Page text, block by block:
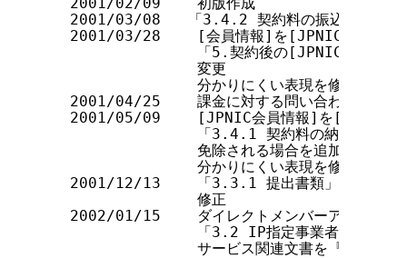
2001/03/08   「3.4.2 契約料の振込先」の振
2001/03/28    [会員情報]を[JPNIC会員情報
「5.契約後の[JPNIC会員情報]
                変更
                分かりにくい表現を修正
2001/04/25    課金に対する問い合わせ先の変
2001/05/09    [JPNIC会員情報]を[JPNIC会
「3.4.1 契約料の納入と契約書
                免除される場合を追加
                分かりにくい表現を修正
2001/12/13    「3.3.1 提出書類」において、
                修正
2002/01/15    ダイレクトメンバーアロケーシ
「3.2 IP指定事業者になるため
サービス関連文書を『IPアドレ